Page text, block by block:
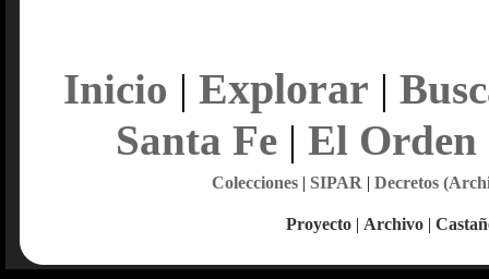
Inicio | Explorar |
Santa Fe| El Orden
Colecciones| SIPAR | Decretos
Proyecto | Archivo |